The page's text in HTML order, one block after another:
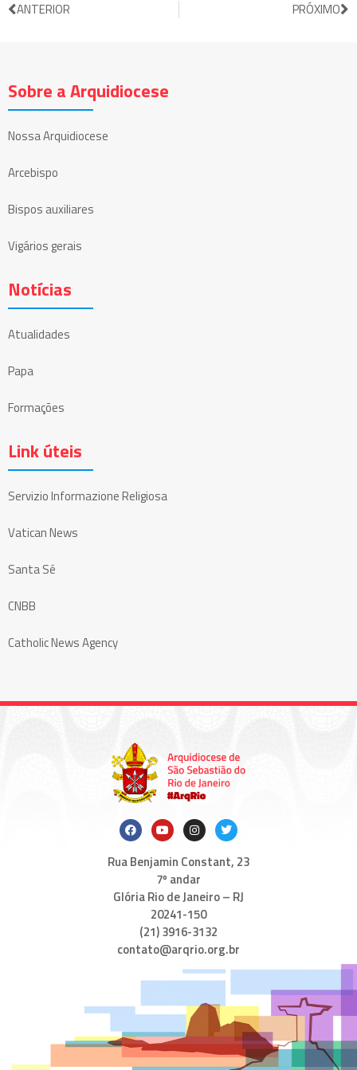
ANTERIOR PRÓXIMO
Sobre a Arquidiocese
Nossa Arquidiocese
Arcebispo
Bispos auxiliares
Vigários gerais
Notícias
Atualidades
Papa
Formações
Link úteis
Servizio Informazione Religiosa
Vatican News
Santa Sé
CNBB
Catholic News Agency
Rua Benjamin Constant, 23
7º andar
Glória Rio de Janeiro – RJ
20241-150
(21) 3916-3132
contato@arqrio.org.br